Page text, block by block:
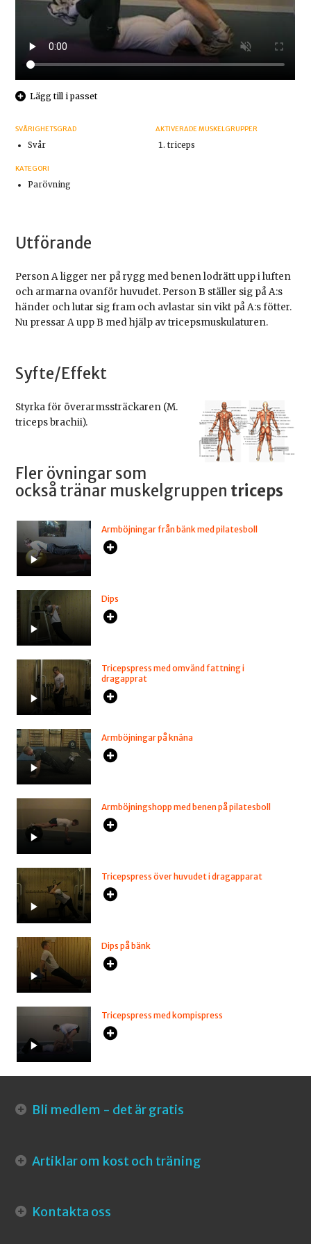
Lägg till i passet
SVÅRIGHETSGRAD
Svår
KATEGORI
Parövning
AKTIVERADE MUSKELGRUPPER
triceps
Utförande
Person A ligger ner på rygg med benen lodrätt upp i luften
och armarna ovanför huvudet. Person B ställer sig på A:s
händer och lutar sig fram och avlastar sin vikt på A:s fötter.
Nu pressar A upp B med hjälp av tricepsmuskulaturen.
Syfte/Effekt
Styrka för överarmssträckaren (M.
triceps brachii).
Fler övningar som
också tränar muskelgruppen triceps
Armböjningar från bänk med pilatesboll
Dips
Tricepspress med omvänd fattning i
dragapprat
Armböjningar på knäna
Armböjningshopp med benen på pilatesboll
Tricepspress över huvudet i dragapparat
Dips på bänk
Tricepspress med kompispress
Bli medlem - det är gratis
Artiklar om kost och träning
Kontakta oss